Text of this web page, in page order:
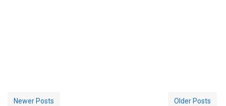
Newer Posts Older Posts